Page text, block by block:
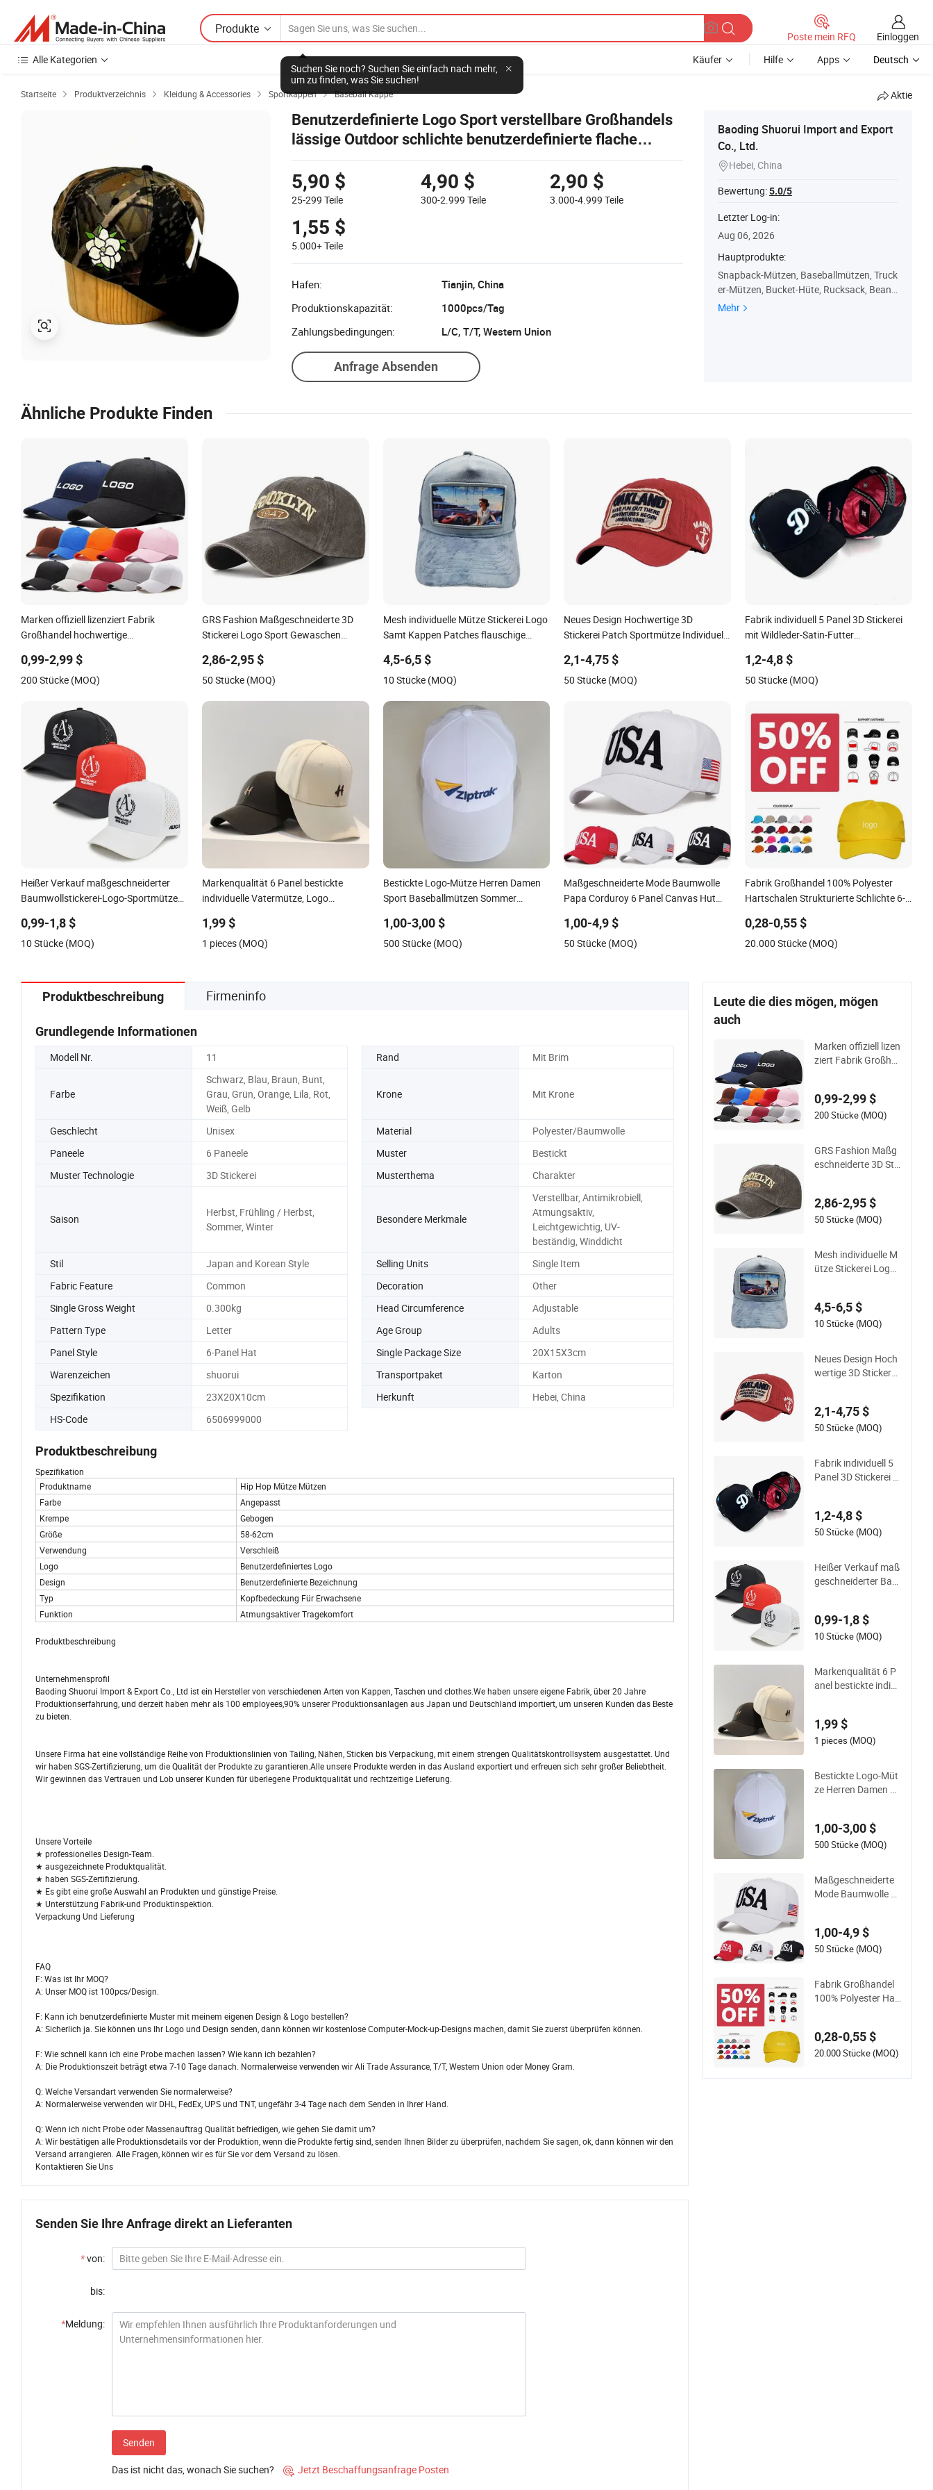
Produkte
Suchen Sie noch? Suchen Sie einfach nach mehr,
um zu finden, was Sie suchen!
Poste mein RFQ
Einloggen
Alle Kategorien
Käufer Hilfe Apps Deutsch
Startseite  Produktverzeichnis  Kleidung & Accessories  Sportkappen  Baseball Kappe Aktie
Benutzerdefinierte Logo Sport verstellbare Großhandels
lässige Outdoor schlichte benutzerdefinierte flache
Krempe Hip Hop Männer Hüte Caps
5,90 $
25-299 Teile
4,90 $
300-2.999Teile
2,90 $
3.000-4.999Teile
1,55 $
5.000+Teile
Hafen:
Tianjin, China
Produktionskapazität:
1000pcs/Tag
Zahlungsbedingungen:
L/C, T/T, Western Union
Anfrage Absenden
Baoding Shuorui Import and Export
Co., Ltd.
Hebei, China
Bewertung:5.0/5
Letzter Log-in:
Aug 06, 2026
Hauptprodukte:
Snapback-Mützen, Baseballmützen, Truck
er-Mützen, Bucket-Hüte, Rucksack, Beanie
s, Strohhut, Schirmmütze, Papa-Mütze, Kl
Mehr
Ähnliche Produkte Finden
Marken offiziell lizenziert Fabrik
Großhandel hochwertige
Männer Outdoor Freizeit Baumwoll
Baseballmütze für Erwachsene
0,99-2,99 $
200 Stücke (MOQ)
GRS Fashion Maßgeschneiderte 3D
Stickerei Logo Sport Gewaschen
Baseballmütze
2,86-2,95 $
50 Stücke (MOQ)
Mesh individuelle Mütze Stickerei Logo
Samt Kappen Patches flauschige
4,5-6,5 $
10 Stücke (MOQ)
Neues Design Hochwertige 3D
Stickerei Patch Sportmütze Individuelle
2,1-4,75 $
50 Stücke (MOQ)
Fabrik individuell 5 Panel 3D Stickerei
mit Wildleder-Satin-Futter
1,2-4,8 $
50 Stücke (MOQ)
Heißer Verkauf maßgeschneiderter
Baumwollstickerei-Logo-Sportmütze
0,99-1,8 $
10 Stücke (MOQ)
Markenqualität 6 Panel bestickte
individuelle Vatermütze, Logo
Baseballmütze
1,99 $
1 pieces (MOQ)
Bestickte Logo-Mütze Herren Damen
Sport Baseballmützen Sommer
1,00-3,00 $
500 Stücke (MOQ)
Maßgeschneiderte Mode Baumwolle
Papa Corduroy 6 Panel Canvas Hut
Baseballmütze
1,00-4,9 $
50 Stücke (MOQ)
Fabrik Großhandel 100% Polyester
Hartschalen Strukturierte Schlichte 6-
Individuelles Logo Leere Trucker Mütze
0,28-0,55 $
20.000 Stücke (MOQ)
Produktbeschreibung Firmeninfo
Grundlegende Informationen
Modell Nr. 11 Rand Mit Brim
Farbe
Schwarz, Blau, Braun, Bunt,
Grau, Grün, Orange, Lila, Rot,
Weiß, Gelb
Krone Mit Krone
Geschlecht Unisex Material
Polyester/Baumwolle
Paneele
6 Paneele Muster
Bestickt
Muster Technologie
3D Stickerei Musterthema Charakter
Saison
Herbst, Frühling / Herbst,
Sommer, Winter
Besondere Merkmale
Verstellbar, Antimikrobiell,
Atmungsaktiv,
Leichtgewichtig, UV-
beständig, Winddicht
Stil
Japan and Korean Style Selling Units
Single Item
Fabric Feature
Common Decoration
Other
Single Gross Weight
0.300kg Head Circumference
Adjustable
Pattern Type
Letter Age Group
Adults
Panel Style
6-Panel Hat Single Package Size
20X15X3cm
Warenzeichen
shuorui Transportpaket
Karton
Spezifikation
23X20X10cm Herkunft
Hebei, China
HS-Code
6506999000
Produktbeschreibung
Spezifikation
Produktname
Hip Hop Mütze Mützen
Farbe
Angepasst
Krempe
Gebogen
Größe
58-62cm
Verwendung
Verschleiß
Logo
Benutzerdefiniertes Logo
Design
Benutzerdefinierte Bezeichnung
Typ
Kopfbedeckung Für Erwachsene
Funktion
Atmungsaktiver Tragekomfort
Produktbeschreibung
Unternehmensprofil
Baoding Shuorui Import & Export Co., Ltd ist ein Hersteller von verschiedenen Arten von Kappen, Taschen und clothes.We haben unsere eigene Fabrik, über 20 Jahre
Produktionserfahrung, und derzeit haben mehr als 100 employees,90% unserer Produktionsanlagen aus Japan und Deutschland importiert, um unseren Kunden das Beste
zu bieten.
Unsere Firma hat eine vollständige Reihe von Produktionslinien von Tailing, Nähen, Sticken bis Verpackung, mit einem strengen Qualitätskontrollsystem ausgestattet. Und
wir haben SGS-Zertifizierung, um die Qualität der Produkte zu garantieren.Alle unsere Produkte werden in das Ausland exportiert und erfreuen sich sehr großer Beliebtheit.
Wir gewinnen das Vertrauen und Lob unserer Kunden für überlegene Produktqualität und rechtzeitige Lieferung.
Unsere Vorteile
★ professionelles Design-Team.
★ ausgezeichnete Produktqualität.
★ haben SGS-Zertifizierung.
★ Es gibt eine große Auswahl an Produkten und günstige Preise.
★ Unterstützung Fabrik-und Produktinspektion.
Verpackung Und Lieferung
FAQ
F: Was ist Ihr MOQ?
A: Unser MOQ ist 100pcs/Design.
F: Kann ich benutzerdefinierte Muster mit meinem eigenen Design & Logo bestellen?
A: Sicherlich ja. Sie können uns Ihr Logo und Design senden, dann können wir kostenlose Computer-Mock-up-Designs machen, damit Sie zuerst überprüfen können.
F: Wie schnell kann ich eine Probe machen lassen? Wie kann ich bezahlen?
A: Die Produktionszeit beträgt etwa 7-10 Tage danach. Normalerweise verwenden wir Ali Trade Assurance, T/T, Western Union oder Money Gram.
Q: Welche Versandart verwenden Sie normalerweise?
A: Normalerweise verwenden wir DHL, FedEx, UPS und TNT, ungefähr 3-4 Tage nach dem Senden in Ihrer Hand.
Q: Wenn ich nicht Probe oder Massenauftrag Qualität befriedigen, wie gehen Sie damit um?
A: Wir bestätigen alle Produktionsdetails vor der Produktion, wenn die Produkte fertig sind, senden Ihnen Bilder zu überprüfen, nachdem Sie sagen, ok, dann können wir den
Versand arrangieren. Alle Fragen, können wir es für Sie vor dem Versand zu lösen.
Kontaktieren Sie Uns
Senden Sie Ihre Anfrage direkt an Lieferanten
*von:
bis:
*Meldung:
Senden
Das ist nicht das, wonach Sie suchen?  Jetzt Beschaffungsanfrage Posten
Leute die dies mögen, mögen
auch
Marken offiziell lizen
ziert Fabrik Großha
go Frauen Männer
Outdoor Freizeit Ba
0,99-2,99 $
200 Stücke (MOQ)
GRS Fashion Maßg
eschneiderte 3D Stic
e Nachhaltige Base
ballmütze
2,86-2,95 $
50 Stücke (MOQ)
Mesh individuelle M
ütze Stickerei Logo
Trucker Mütze
4,5-6,5 $
10 Stücke (MOQ)
Neues Design Hoch
wertige 3D Stickerei
ene Baseballmütze
2,1-4,75 $
50 Stücke (MOQ)
Fabrik individuell 5
Panel 3D Stickerei m
1,2-4,8 $
50 Stücke (MOQ)
Heißer Verkauf maß
geschneiderter Bau
bar 5 Panel Basebal
lkappen
0,99-1,8 $
10 Stücke (MOQ)
Markenqualität 6 P
anel bestickte indivi
rt Männer Baseball
mütze
1,99 $
1 pieces (MOQ)
Bestickte Logo-Müt
ze Herren Damen Sp
neiderte Caps
1,00-3,00 $
500 Stücke (MOQ)
Maßgeschneiderte
Mode Baumwolle P
Sport gewaschen B
aseballmütze
1,00-4,9 $
50 Stücke (MOQ)
Fabrik Großhandel
100% Polyester Har
Sportmode Baseball
mütze Individuelles
Mütze
0,28-0,55 $
20.000 Stücke (MOQ)